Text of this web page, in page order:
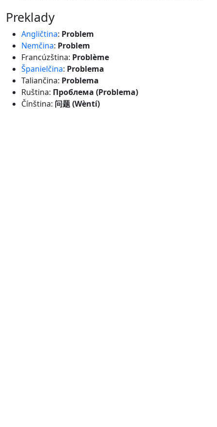
preklady
Angličtina: Problem
Nemčina: Problem
Francúzština: Problème
Španielčina: Problema
Taliančina: Problema
Ruština: Проблема (Problema)
Čínština: 问题 (Wèntí)